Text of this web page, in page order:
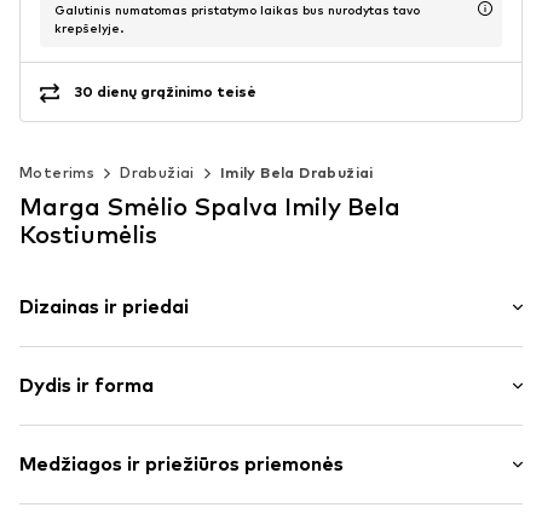
Galutinis numatomas pristatymo laikas bus nurodytas tavo
krepšelyje.
30 dienų grąžinimo teisė
Moterims Drabužiai Imily Bela Drabužiai
Marga Smėlio Spalva Imily Bela
Kostiumėlis
Dizainas ir priedai
Megzti drabužiai
Be apykaklės
Klostuotas
Dydis ir forma
Ilgis: trumpas/mini
Pritaikomumas: Įprastas prigludimas
Medžiagos ir priežiūros priemonės